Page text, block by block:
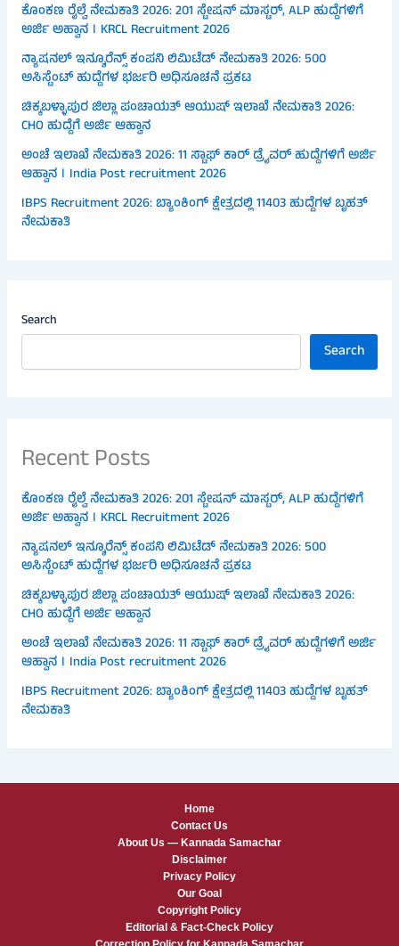
ಕೊಂಕಣ ರೈಲ್ವೆ ನೇಮಕಾತಿ 2026: 201 ಸ್ಟೇಷನ್ ಮಾಸ್ಟರ್, ALP ಹುದ್ದೆಗಳಿಗೆ
ಅರ್ಜಿ ಅಹ್ವಾನ । KRCL Recruitment 2026
ನ್ಯಾಷನಲ್ ಇನ್ಶೂರೆನ್ಸ್ ಕಂಪನಿ ಲಿಮಿಟೆಡ್ ನೇಮಕಾತಿ 2026: 500
ಅಸಿಸ್ಟೆಂಟ್ ಹುದ್ದೆಗಳ ಭರ್ಜರಿ ಅಧಿಸೂಚನೆ ಪ್ರಕಟ
ಚಿಕ್ಕಬಳ್ಳಾಪುರ ಜಿಲ್ಲಾ ಪಂಚಾಯತ್ ಆಯುಷ್ ಇಲಾಖೆ ನೇಮಕಾತಿ 2026:
CHO ಹುದ್ದೆಗೆ ಅರ್ಜಿ ಆಹ್ವಾನ
ಅಂಚೆ ಇಲಾಖೆ ನೇಮಕಾತಿ 2026: 11 ಸ್ಟಾಫ್ ಕಾರ್ ಡ್ರೈವರ್ ಹುದ್ದೆಗಳಿಗೆ ಅರ್ಜಿ
ಆಹ್ವಾನ । India Post recruitment 2026
IBPS Recruitment 2026: ಬ್ಯಾಂಕಿಂಗ್ ಕ್ಷೇತ್ರದಲ್ಲಿ 11403 ಹುದ್ದೆಗಳ ಬೃಹತ್
ನೇಮಕಾತಿ
Search
Search
Recent Posts
ಕೊಂಕಣ ರೈಲ್ವೆ ನೇಮಕಾತಿ 2026: 201 ಸ್ಟೇಷನ್ ಮಾಸ್ಟರ್, ALP ಹುದ್ದೆಗಳಿಗೆ
ಅರ್ಜಿ ಅಹ್ವಾನ । KRCL Recruitment 2026
ನ್ಯಾಷನಲ್ ಇನ್ಶೂರೆನ್ಸ್ ಕಂಪನಿ ಲಿಮಿಟೆಡ್ ನೇಮಕಾತಿ 2026: 500
ಅಸಿಸ್ಟೆಂಟ್ ಹುದ್ದೆಗಳ ಭರ್ಜರಿ ಅಧಿಸೂಚನೆ ಪ್ರಕಟ
ಚಿಕ್ಕಬಳ್ಳಾಪುರ ಜಿಲ್ಲಾ ಪಂಚಾಯತ್ ಆಯುಷ್ ಇಲಾಖೆ ನೇಮಕಾತಿ 2026:
CHO ಹುದ್ದೆಗೆ ಅರ್ಜಿ ಆಹ್ವಾನ
ಅಂಚೆ ಇಲಾಖೆ ನೇಮಕಾತಿ 2026: 11 ಸ್ಟಾಫ್ ಕಾರ್ ಡ್ರೈವರ್ ಹುದ್ದೆಗಳಿಗೆ ಅರ್ಜಿ
ಆಹ್ವಾನ । India Post recruitment 2026
IBPS Recruitment 2026: ಬ್ಯಾಂಕಿಂಗ್ ಕ್ಷೇತ್ರದಲ್ಲಿ 11403 ಹುದ್ದೆಗಳ ಬೃಹತ್
ನೇಮಕಾತಿ
Home
Contact Us
About Us — Kannada Samachar
Disclaimer
Privacy Policy
Our Goal
Copyright Policy
Editorial & Fact-Check Policy